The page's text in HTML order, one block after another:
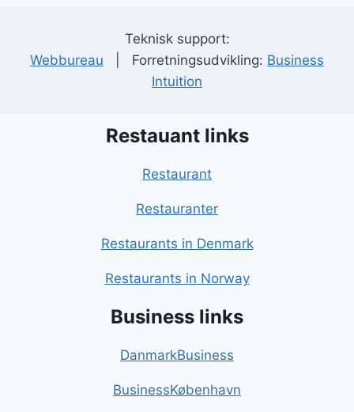
Teknisk support:
Webbureau | Forretningsudvikling: Business
Intuition
Restauant links
Restaurant
Restauranter
Restaurants in Denmark
Restaurants in Norway
Business links
DanmarkBusiness
BusinessKøbenhavn